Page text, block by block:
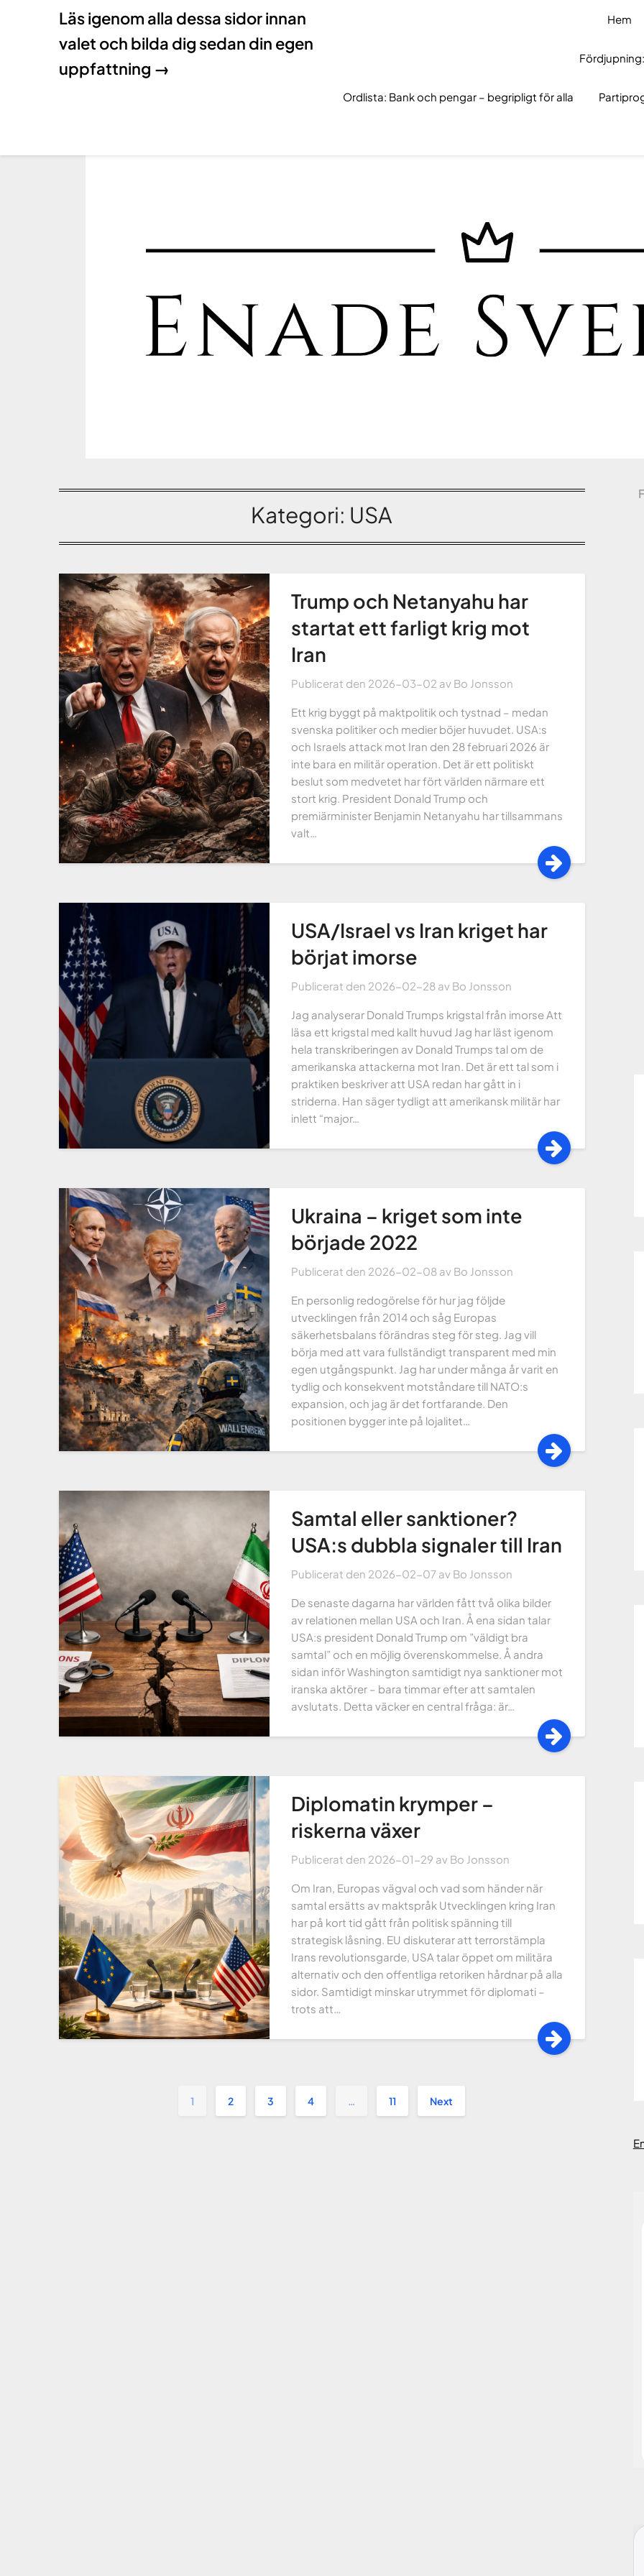
Läs igenom alla dessa sidor innan
valet och bilda dig sedan din egen
uppfattning →
Hem
Ordlista: Bank och pengar – begripligt för alla
Kategori: USA
Trump och Netanyahu har
startat ett farligt krig mot
Iran
Publicerat den 2026-03-02 av Bo Jonsson
Ett krig byggt på maktpolitik och tystnad – medan
svenska politiker och medier böjer huvudet. USA:s
och Israels attack mot Iran den 28 februari 2026 är
inte bara en militär operation. Det är ett politiskt
beslut som medvetet har fört världen närmare ett
stort krig. President Donald Trump och
premiärminister Benjamin Netanyahu har tillsammans
valt…
USA/Israel vs Iran kriget har
börjat imorse
Publicerat den 2026-02-28av Bo Jonsson
Jag analyserar Donald Trumps krigstal från imorse Att
läsa ett krigstal med kallt huvud Jag har läst igenom
hela transkriberingen av Donald Trumps tal om de
amerikanska attackerna mot Iran. Det är ett tal som i
praktiken beskriver att USA redan har gått in i
striderna. Han säger tydligt att amerikansk militär har
inlett “major…
Ukraina – kriget som inte
började 2022
Publicerat den 2026-02-08av Bo Jonsson
En personlig redogörelse för hur jag följde
utvecklingen från 2014 och såg Europas
säkerhetsbalans förändras steg för steg. Jag vill
börja med att vara fullständigt transparent med min
egen utgångspunkt. Jag har under många år varit en
tydlig och konsekvent motståndare till NATO:s
expansion, och jag är det fortfarande. Den
positionen bygger inte på lojalitet…
Samtal eller sanktioner?
USA:s dubbla signaler till Iran
Publicerat den 2026-02-07av Bo Jonsson
De senaste dagarna har världen fått två olika bilder
av relationen mellan USA och Iran. Å ena sidan talar
USA:s president Donald Trump om ”väldigt bra
samtal” och en möjlig överenskommelse. Å andra
sidan inför Washington samtidigt nya sanktioner mot
iranska aktörer – bara timmar efter att samtalen
avslutats. Detta väcker en central fråga: är…
Diplomatin krymper –
riskerna växer
Publicerat den 2026-01-29 av Bo Jonsson
Om Iran, Europas vägval och vad som händer när
samtal ersätts av maktspråk Utvecklingen kring Iran
har på kort tid gått från politisk spänning till
strategisk låsning. EU diskuterar att terrorstämpla
Irans revolutionsgarde, USA talar öppet om militära
alternativ och den offentliga retoriken hårdnar på alla
sidor. Samtidigt minskar utrymmet för diplomati –
trots att…
1 2 3 4 … 11 Next